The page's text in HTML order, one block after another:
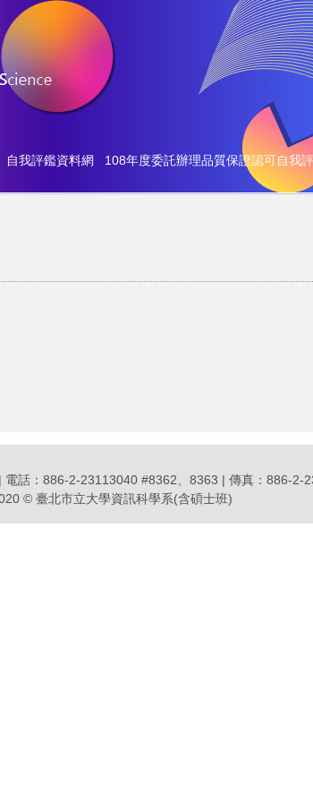
自我評鑑資料網 108年度委託辦理品質保證認可自我
話：886-2-23113040 #8362、8363 | 傳真：886-2-
© 臺北市立大學資訊科學系(含碩士班)